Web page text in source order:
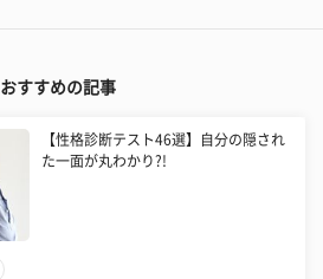
おすすめの記事
【性格診断テスト46選】自分の隠され
た一面が丸わかり?!